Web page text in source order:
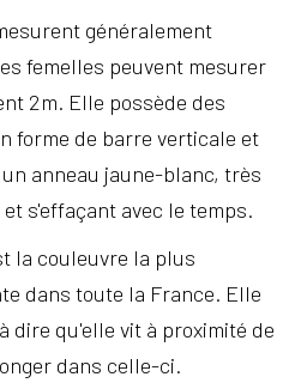
généralement
femelles peuvent mesurer
2m. Elle possède des
forme de barre verticale et
anneau jaune-blanc, très
s'effaçant avec le temps.
la couleuvre la plus
dans toute la France. Elle
dire qu'elle vit à proximité de
dans celle-ci.